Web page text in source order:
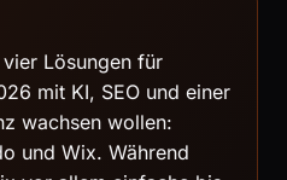
Lösungen für
mit KI, SEO und einer
wachsen wollen:
und Wix. Während